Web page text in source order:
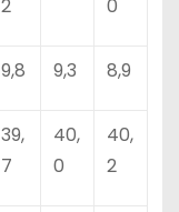
2 0
9,8 9,3 8,9
39,
7
40,
0
40,
2